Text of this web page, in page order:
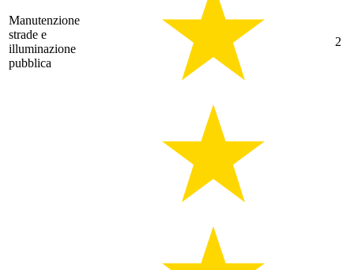
Manutenzione
strade e
illuminazione
pubblica
2